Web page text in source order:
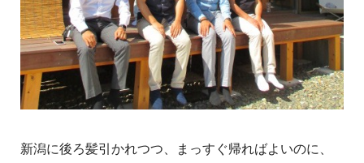
新潟に後ろ髪引かれつつ、まっすぐ帰ればよいのに、